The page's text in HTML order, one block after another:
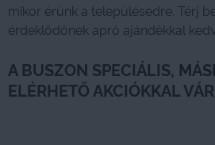
mikor érünk a településedre. Térj
érdeklődőnek apró ajándékkal
A BUSZON SPECIÁLIS,
ELÉRHETŐ AKCIÓKKAL